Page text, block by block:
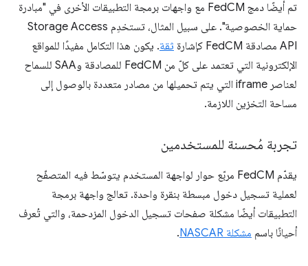
تم أيضًا دمج FedCM مع واجهات برمجة التطبيقات الأخرى في "مبادرة
حماية الخصوصية". على سبيل المثال، تستخدِم Storage Access
API مصادقة FedCM كإشارة
ثقة. يكون هذا التكامل مفيدًا للمواقع
الإلكترونية التي تعتمد على كلّ من FedCM للمصادقة وSAA للسماح
لعناصر iframe التي يتم تحميلها من مصادر متعددة بالوصول إلى
مساحة التخزين اللازمة.
تجربة مُحسنة للمستخدمين
يقدّم FedCM مربّع حوار لواجهة المستخدم يتوسّط فيه المتصفّح
لعملية تسجيل دخول مبسطة بنقرة واحدة. تعالج واجهة برمجة
التطبيقات أيضًا مشكلة صفحات تسجيل الدخول المزدحمة، والتي تُعرف
أحيانًا باسم مشكلة NASCAR .